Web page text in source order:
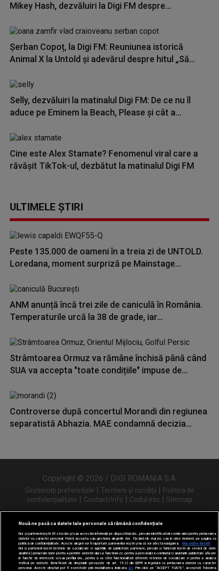
Mikey Hash, dezvăluiri la Digi FM despre...
Șerban Copoț, la Digi FM: Reuniunea istorică
Animal X la Untold și adevărul despre hitul „Să...
Selly, dezvăluiri la matinalul Digi FM: De ce nu îl
aduce pe Eminem la Beach, Please și cât a...
Cine este Alex Stamate? Fenomenul viral care a
răvășit TikTok-ul, dezbătut la matinalul Digi FM
ULTIMELE ȘTIRI
Peste 135.000 de oameni în a treia zi de UNTOLD.
Loredana, moment surpriză pe Mainstage...
ANM anunță încă trei zile de caniculă în România.
Temperaturile urcă la 38 de grade, iar...
Strâmtoarea Ormuz va rămâne închisă până când
SUA va accepta "toate condițiile" impuse de...
Controverse după concertul Morandi din regiunea
separatistă Abhazia. MAE condamnă decizia...
Copyright © 2026 / DIGI ROMANIA S.A.
Gestionați preferințele | Termeni și condiții | Politica de
confidențialitate | Contact/Info | Codul etic | Sitemap
Urmărește-ne și pe
Nouă ne pasă ca datele tale personale să rămână confidențiale
Noi și partenerii noștri31 stocăm și/sau accesăm informații pe dispozitivul dvs., precum identificatorii cookie unici pentru prelucrarea
datelor cu caracter personal. Puteți accepta sau gestiona alegerile dvs. făcând clic mai jos sau în orice moment, pe pagina cu
politica de confidențialitate. Aceste alegeri vor fi raportate partenerilor noștri și nu vă vor afecta navigarea.
Mai multe detalii
Noi si partenerii nostri (retelele de socializare si agentiile de publicitate partenere, precum si furnizorii nostri de servicii de date
analitice) prelucram date pentru a permite website-ului sa functioneze, pentru a personaliza continutul si anunturile publicitare afisate
in functie de interesele si/sau profilul dvs., pentru a va oferi functionalitati aferente retelelor de socializare si pentru a analiza
traficul pe website. Beneficiati de drepturile prevazute de art. 15-22 din GDPR in legatura cu prelucrarea datelor cu caracter
personal. Aceste drepturi pot fi exercitate prin modalitatea indicata aici. Prin click pe “ACCEPT TOATE”, acceptati folosirea